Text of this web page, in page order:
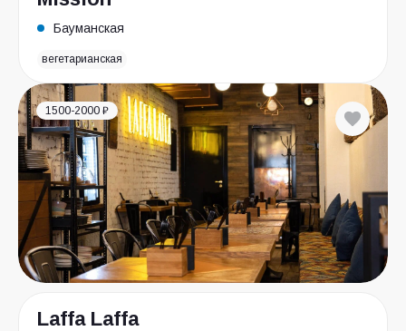
Бауманская
вегетарианская
1500-2000 ₽
Laffa Laffa